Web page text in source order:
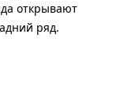
открывают
ряд.